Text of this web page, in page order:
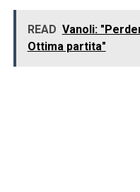
READ Vanoli:
Ottima partita"